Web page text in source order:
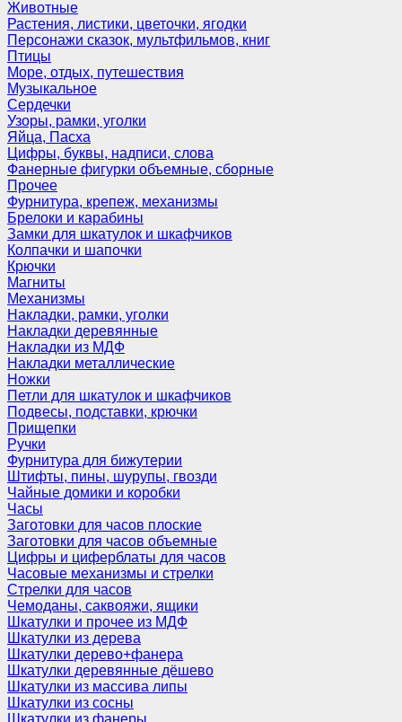
Животные
Растения, листики, цветочки, ягодки
Персонажи сказок, мультфильмов, книг
Птицы
Море, отдых, путешествия
Музыкальное
Сердечки
Узоры, рамки, уголки
Яйца, Пасха
Цифры, буквы, надписи, слова
Фанерные фигурки объемные, сборные
Прочее
Фурнитура, крепеж, механизмы
Брелоки и карабины
Замки для шкатулок и шкафчиков
Колпачки и шапочки
Крючки
Магниты
Механизмы
Накладки, рамки, уголки
Накладки деревянные
Накладки из МДФ
Накладки металлические
Ножки
Петли для шкатулок и шкафчиков
Подвесы, подставки, крючки
Прищепки
Ручки
Фурнитура для бижутерии
Штифты, пины, шурупы, гвозди
Чайные домики и коробки
Часы
Заготовки для часов плоские
Заготовки для часов объемные
Цифры и циферблаты для часов
Часовые механизмы и стрелки
Стрелки для часов
Чемоданы, саквояжи, ящики
Шкатулки и прочее из МДФ
Шкатулки из дерева
Шкатулки дерево+фанера
Шкатулки деревянные дёшево
Шкатулки из массива липы
Шкатулки из сосны
Шкатулки из фанеры